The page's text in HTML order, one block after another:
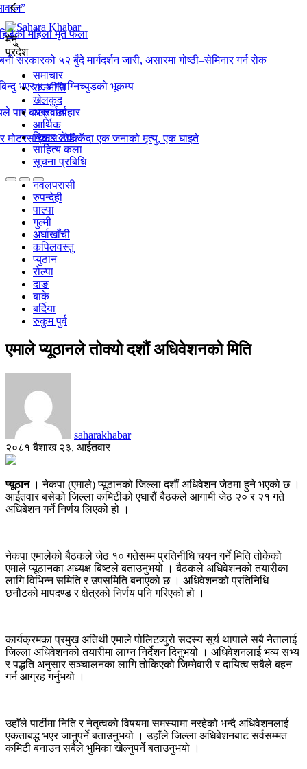
महिला मृत फेला
सरकारको ५२ बुँदे मार्गदर्शन जारी, असारमा गोष्ठी–सेमिनार गर्न रोक
भएर ४.४ म्याग्निच्युडको भूकम्प
पाए बाख्रा उपहार
र मोटरसाइकल ठोक्किँदा एक जनाको मृत्यु, एक घाइते
मेनु
प्रदेश
समाचार
राजनीति
खेलकुद
अन्तर्वार्ता
आर्थिक
बिचार लेख
साहित्य कला
सूचना प्रबिधि
नवलपरासी
रुपन्देही
पाल्पा
गुल्मी
अर्घाखाँची
कपिलवस्तु
प्युठान
रोल्पा
दाङ
बाके
बर्दिया
रुकुम पुर्व
एमाले प्यूठानले तोक्यो दशौं अधिवेशनको मिति
saharakhabar
२०८१ बैशाख २३, आईतवार
प्यूठान। नेकपा (एमाले) प्यूठानको जिल्ला दशौं अधिवेशन जेठमा हुने भएको छ ।
आईतवार बसेको जिल्ला कमिटीको एघारौं बैठकले आगामी जेठ २० र २१ गते
अधिबेशन गर्ने निर्णय लिएको हो ।
नेकपा एमालेको बैठकले जेठ १० गतेसम्म प्रतिनीधि चयन गर्ने मिति तोकेको
एमाले प्यूठानका अध्यक्ष बिष्टले बताउनुभयो । बैठकले अधिवेशनको तयारीका
लागि विभिन्न समिति र उपसमिति बनाएको छ । अधिवेशनको प्रतिनिधि
छनौटको मापदण्ड र क्षेत्रको निर्णय पनि गरिएको हो ।
कार्यक्रमका प्रमुख अतिथी एमाले पोलिटव्युरो सदस्य सूर्य थापाले सबै नेतालाई
जिल्ला अधिवेशनको तयारीमा लाग्न निर्देशन दिनुभयो । अधिवेशनलाई भव्य सभ्य
र पद्धति अनुसार सञ्चालनका लागि तोकिएको जिम्मेवारी र दायित्व सबैले बहन
गर्न आग्रह गर्नुभयो ।
उहाँले पार्टीमा निति र नेतृत्वको विषयमा समस्यामा नरहेको भन्दै अधिवेशनलाई
एकताबद्ध भएर जानुपर्ने बताउनुभयो । उहाँले जिल्ला अधिबेशनबाट सर्वसम्मत
कमिटी बनाउन सबैले भुमिका खेल्नुपर्ने बताउनुभयो ।